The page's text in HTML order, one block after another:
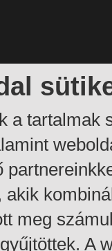
a tartalmak
akik
meg
A